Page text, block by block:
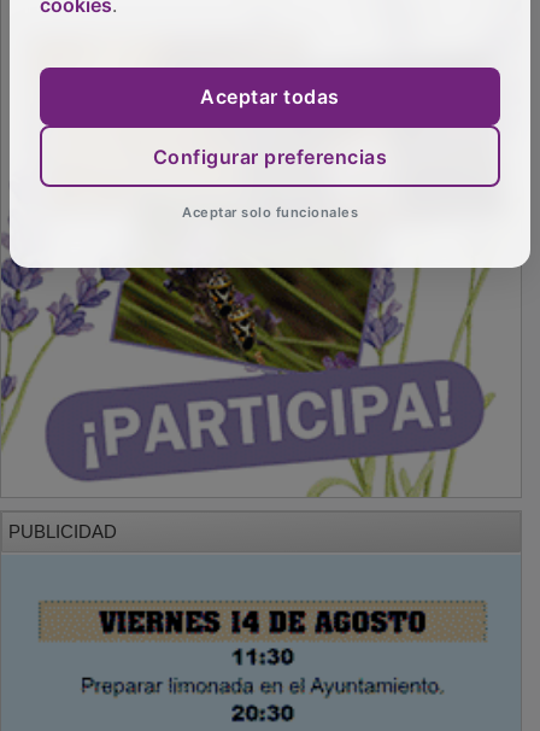
PUBLICIDAD
cookies.
Aceptar todas
Configurar preferencias
Aceptar solo funcionales